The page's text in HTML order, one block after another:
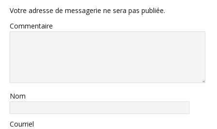
Votre adresse de messagerie ne sera pas publiée.
Commentaire
Nom
Courriel